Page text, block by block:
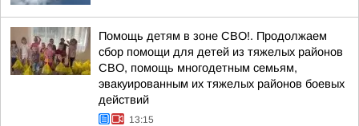
Помощь детям в зоне СВО!. Продолжаем
сбор помощи для детей из тяжелых районов
СВО, помощь многодетным семьям,
эвакуированным их тяжелых районов боевых
действий
13:15